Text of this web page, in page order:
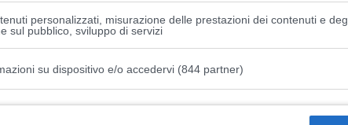
personalizzati, misurazione delle prestazioni dei contenuti e
sul pubblico, sviluppo di servizi
su dispositivo e/o accedervi (844 partner)
speciali
allontanando anche il Covid, e quindi gli investimenti
base per sviluppare quel ‘senso di squadra’ che
rappresentate una bella immagine”.
ricevuto in dono dall’Amministrazione le medaglie della